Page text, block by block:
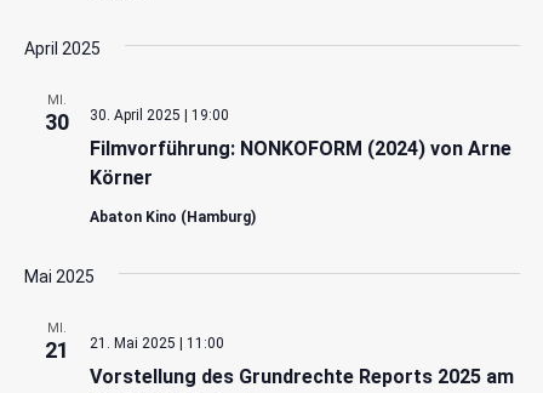
April 2025
MI.
30
Filmvorführung: NONKOFORM (2024) von Arne
Körner
30. April 2025 | 19:00
Abaton Kino (Hamburg)
Mai 2025
MI.
21
Vorstellung des Grundrechte Reports 2025 am
21. Mai 2025 | 11:00